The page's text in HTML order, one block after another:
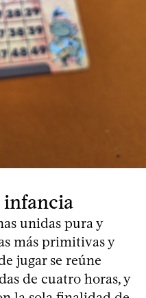
infancia
unidas pura y
más primitivas y
jugar se reúne
de cuatro horas, y